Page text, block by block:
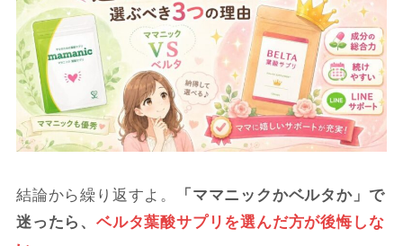
結論から繰り返すよ。
「ママニックかベルタか」で
迷ったら、 ベルタ葉酸サプリを選んだ方が後悔しな